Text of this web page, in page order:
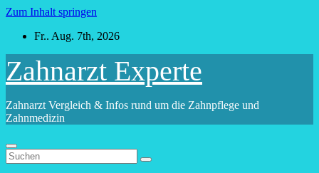
Zum Inhalt springen
Fr.. Aug. 7th, 2026
Zahnarzt Experte
Zahnarzt Vergleich & Infos rund um die Zahnpflege und
Zahnmedizin